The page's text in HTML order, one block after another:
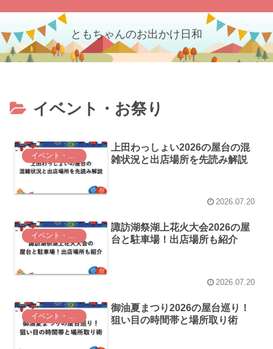
ともちゃんのお出かけ日和
イベント・お祭り
上田わっしょい2026の屋台の混
雑状況と出店場所を先読み解説
2026.07.20
イベント・お祭り
諏訪湖祭湖上花火大会2026の屋
台と駐車場！出店場所も紹介
2026.07.20
御油夏まつり2026の屋台巡り！
狙い目の時間帯と場所取り術